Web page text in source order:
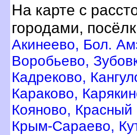
На карте с
ородами,
Акинеево, Бол.
оробьево,
Кадреково,
Караково,
Кояново,
Крым-Сараево,